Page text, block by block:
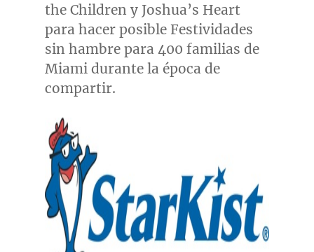
the Children y Joshua’s Heart
para hacer posible Festividades
sin hambre para 400 familias de
Miami durante la época de
compartir.